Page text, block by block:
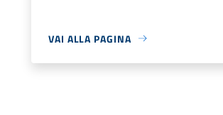
VAI ALLA PAGINA